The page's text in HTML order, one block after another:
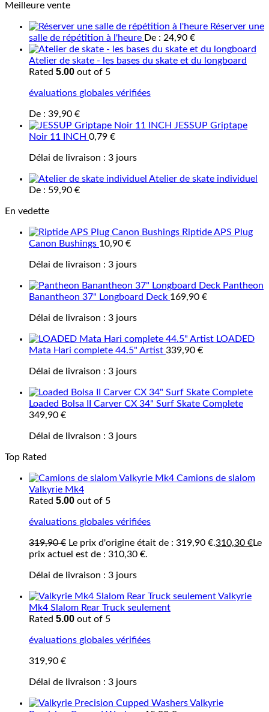
Meilleure vente
Réserver une
salle de répétition à l'heure De : 24,90 €
Atelier de skate - les bases du skate et du longboard
Rated 5.00 out of 5
évaluations globales vérifiées
De : 39,90 €
JESSUP Griptape
Noir 11 INCH 0,79 €
Délai de livraison : 3 jours
Atelier de skate individuel
De : 59,90 €
En vedette
Riptide APS Plug
Canon Bushings 10,90 €
Délai de livraison : 3 jours
Pantheon
Banantheon 37" Longboard Deck 169,90 €
Délai de livraison : 3 jours
LOADED
Mata Hari complete 44.5" Artist 339,90 €
Délai de livraison : 3 jours
Loaded Bolsa II Carver CX 34" Surf Skate Complete
349,90 €
Délai de livraison : 3 jours
Top Rated
Camions de slalom
Valkyrie Mk4
Rated 5.00 out of 5
évaluations globales vérifiées
319,90€ Le prix d'origine était de : 319,90 €.310,30 €Le
prix actuel est de : 310,30 €.
Délai de livraison : 3 jours
Valkyrie
Mk4 Slalom Rear Truck seulement
Rated 5.00 out of 5
évaluations globales vérifiées
319,90 €
Délai de livraison : 3 jours
Valkyrie